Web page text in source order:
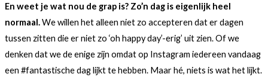
En weet je wat nou de grap is? Zo’n dag is eigenlijk heel
normaal.We willen het alleen niet zo accepteren dat er dagen
tussen zitten die er niet zo ‘oh happy day’-erig’ uit zien. Of we
denken dat we de enige zijn omdat op Instagram iedereen vandaag
een #fantastische dag lijkt te hebben. Maar hé, niets is wat het lijkt.